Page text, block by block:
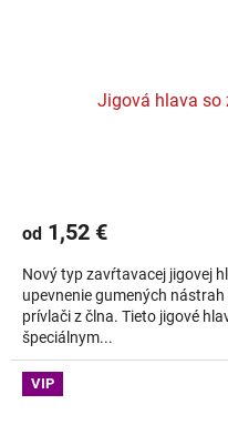
Jigová hlava
od 1,52 €
Nový typ zavŕtavacej jigovej
upevnenie gumených
prívlači z člna. Tieto jigové
špeciálnym...
VIP